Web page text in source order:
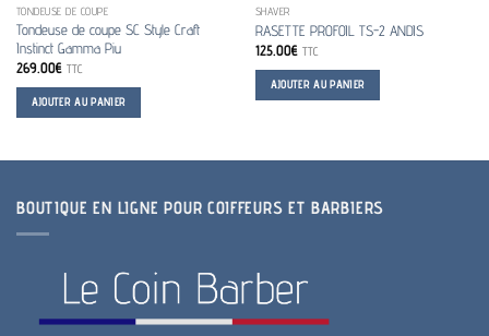
TONDEUSE DE COUPE
Tondeuse de coupe SC Style Craft
Instinct Gamma Piu
269.00€ TTC
AJOUTER AU PANIER
SHAVER
RASETTE PROFOIL TS-2 ANDIS
125.00€ TTC
AJOUTER AU PANIER
BOUTIQUE EN LIGNE POUR COIFFEURS ET BARBIERS